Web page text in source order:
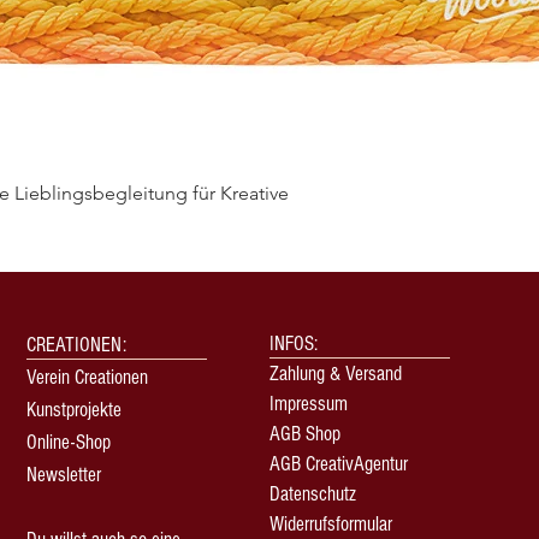
Schnellansicht
Lieblingsbegleitung für Kreative
CREATIONEN:
Verein Creationen
Kunstprojekte
Online-Shop
Newsletter
INFOS:
Zahlung & Versand
Impressum
AGB Shop
AGB CreativAgentur
Datenschutz
Widerrufsformular